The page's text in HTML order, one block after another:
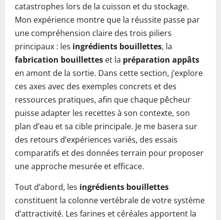
catastrophes lors de la cuisson et du stockage.
Mon expérience montre que la réussite passe par
une compréhension claire des trois piliers
principaux : les ingrédients bouillettes, la
fabrication bouillettes et la préparation appâts
en amont de la sortie. Dans cette section, j’explore
ces axes avec des exemples concrets et des
ressources pratiques, afin que chaque pêcheur
puisse adapter les recettes à son contexte, son
plan d’eau et sa cible principale. Je me basera sur
des retours d’expériences variés, des essais
comparatifs et des données terrain pour proposer
une approche mesurée et efficace.
Tout d’abord, les ingrédients bouillettes
constituent la colonne vertébrale de votre système
d’attractivité. Les farines et céréales apportent la